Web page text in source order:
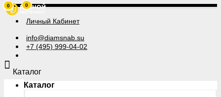
Личный Кабинет
info@diamsnab.su
+7 (495) 999-04-02
0
Каталог
Каталог
0